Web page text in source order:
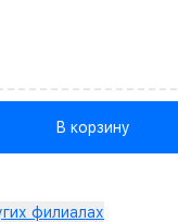
В корзину
филиалах